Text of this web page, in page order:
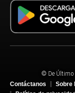
© De Último
Contáctanos
Sobre